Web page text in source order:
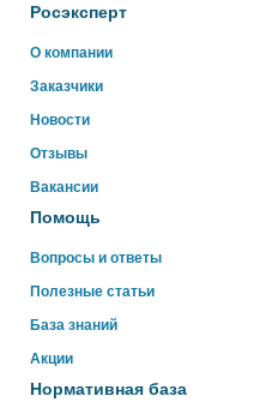
Росэксперт
О компании
Заказчики
Новости
Отзывы
Вакансии
Помощь
Вопросы и ответы
Полезные статьи
База знаний
Акции
Нормативная база
Здравствуйте!
Свяжитесь с нами через